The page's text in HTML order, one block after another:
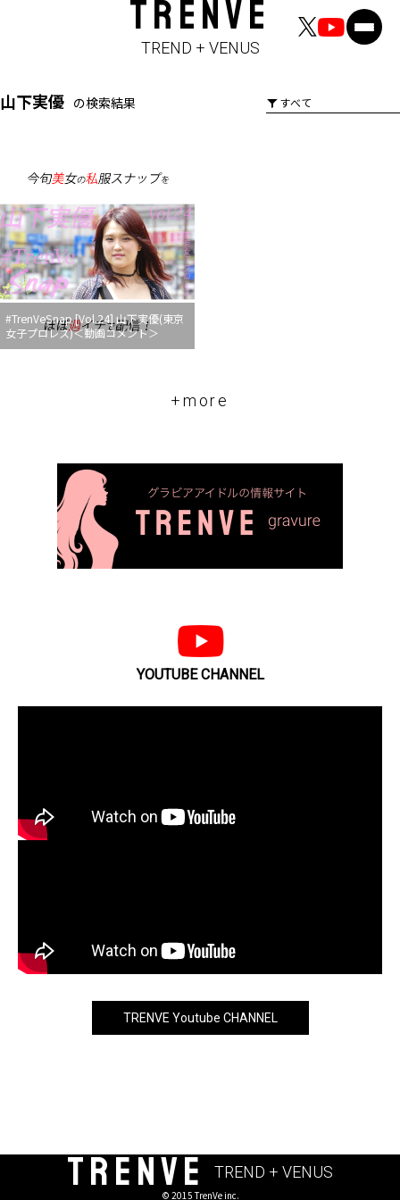
TRENVE
TREND + VENUS
山下実優 の検索結果
#TrenVeSnap [Vol.24] 山下実優(東京
女子プロレス)＜動画コメント＞
+more
YOUTUBE CHANNEL
TRENVE Youtube CHANNEL
TRENVE TREND + VENUS
© 2015 TrenVe inc.